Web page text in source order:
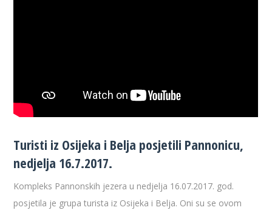
Turisti iz Osijeka i Belja posjetili Pannonicu,
nedjelja 16.7.2017.
Kompleks Pannonskih jezera u nedjelja 16.07.2017. god.
posjetila je grupa turista iz Osijeka i Belja. Oni su se ovom